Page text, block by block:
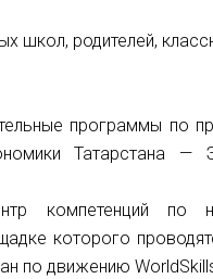
школ, родителей,
программы по
Татарстана —
компетенций по
которого
по движению